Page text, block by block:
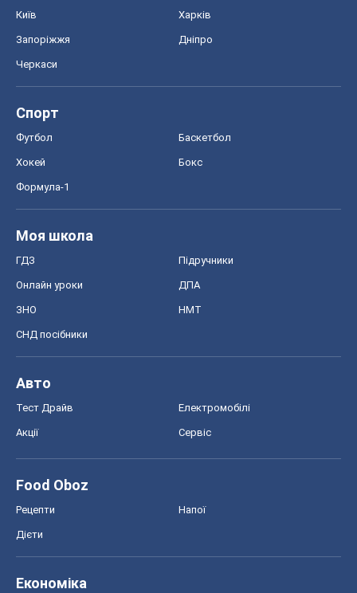
Київ Харків
Запоріжжя Дніпро
Черкаси
Спорт
Футбол Баскетбол
Хокей Бокс
Формула-1
Моя школа
ГДЗ Підручники
Онлайн уроки ДПА
ЗНО НМТ
СНД посібники
Авто
Тест Драйв Електромобілі
Акції Сервіс
Food Oboz
Рецепти Напої
Дієти
Економіка